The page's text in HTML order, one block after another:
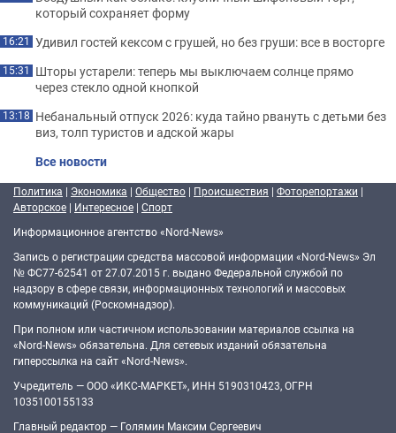
который сохраняет форму
16:21 Удивил гостей кексом с грушей, но без груши: все в восторге
15:31 Шторы устарели: теперь мы выключаем солнце прямо
через стекло одной кнопкой
13:18 Небанальный отпуск 2026: куда тайно рвануть с детьми без
виз, толп туристов и адской жары
Все новости
Политика | Экономика | Общество | Происшествия | Фоторепортажи |
Авторское | Интересное | Спорт
Информационное агентство «Nord-News»
Запись о регистрации средства массовой информации «Nord-News» Эл
№ ФС77-62541 от 27.07.2015 г. выдано Федеральной службой по
надзору в сфере связи, информационных технологий и массовых
коммуникаций (Роскомнадзор).
При полном или частичном использовании материалов ссылка на
«Nord-News» обязательна. Для сетевых изданий обязательна
гиперссылка на сайт «Nord-News».
Учредитель — ООО «ИКС-МАРКЕТ», ИНН 5190310423, ОГРН
1035100155133
Главный редактор — Голямин Максим Сергеевич